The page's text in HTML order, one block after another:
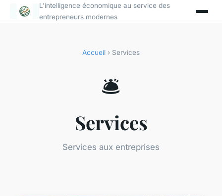
L'intelligence économique au service des
entrepreneurs modernes
Accueil › Services
🛎️
Services
Services aux entreprises